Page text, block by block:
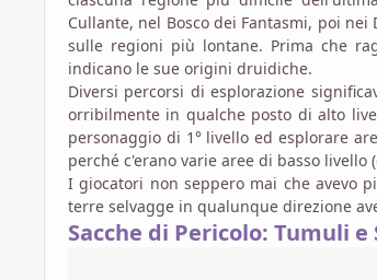
Cullante, nel Bosco dei Fantasmi, poi
sulle regioni più lontane. Prima che
indicano le sue origini druidiche.
Diversi percorsi di esplorazione
orribilmente in qualche posto di alto
personaggio di 1° livello ed esplorare
perché c'erano varie aree di basso
I giocatori non seppero mai che avevo
terre selvagge in qualunque direzione
Sacche di Pericolo: Tumuli e